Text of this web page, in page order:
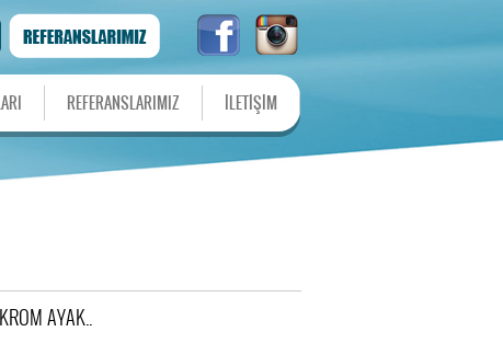
REFERANSLARIMIZ İLETİŞİM
AYAK..